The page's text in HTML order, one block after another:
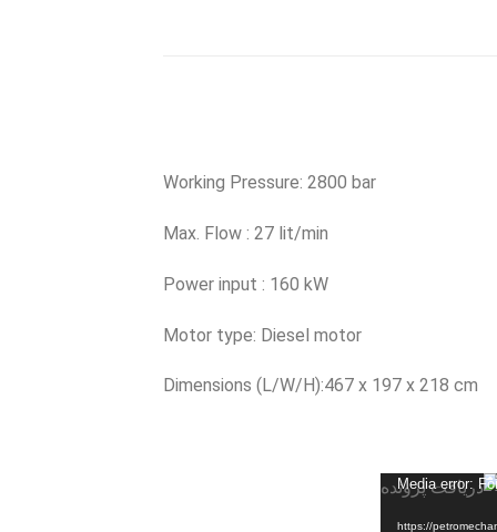
Working Pressure: 2800 bar
Max. Flow : 27 lit/min
Power input : 160 kW
Motor type: Diesel motor
Dimensions (L/W/H):467 x 197 x 218 cm
Media error: